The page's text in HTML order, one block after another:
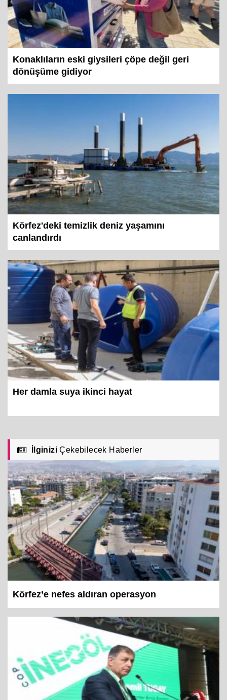
Konaklıların eski giysileri çöpe değil geri
dönüşüme gidiyor
Körfez'deki temizlik deniz yaşamını
canlandırdı
Her damla suya ikinci hayat
İlginizi Çekebilecek Haberler
Körfez’e nefes aldıran operasyon